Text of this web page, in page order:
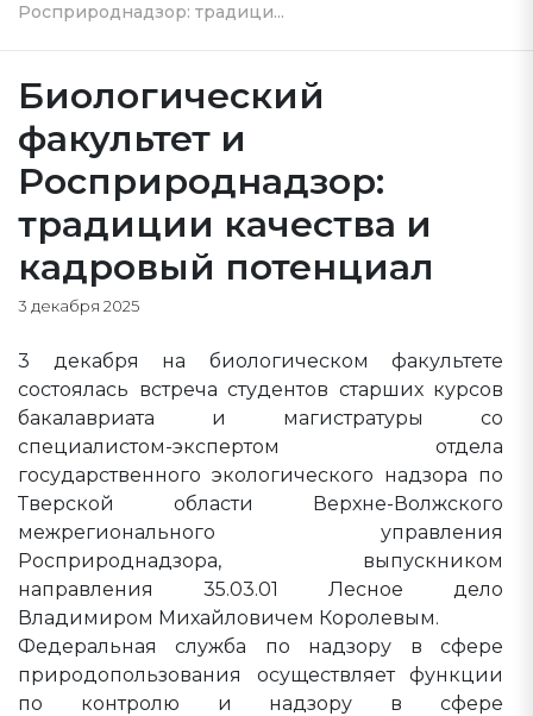
Росприроднадзор: традици...
Биологический
факультет и
Росприроднадзор:
традиции качества и
кадровый потенциал
3 декабря 2025
3 декабря на биологическом факультете
состоялась встреча студентов старших курсов
бакалавриата и магистратуры со
специалистом-экспертом отдела
государственного экологического надзора по
Тверской области Верхне-Волжского
межрегионального управления
Росприроднадзора, выпускником
направления 35.03.01 Лесное дело
Владимиром Михайловичем Королевым.
Федеральная служба по надзору в сфере
природопользования осуществляет функции
по контролю и надзору в сфере